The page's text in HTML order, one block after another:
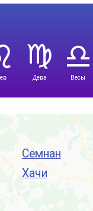
Дева Весы
Семнан
Хачи